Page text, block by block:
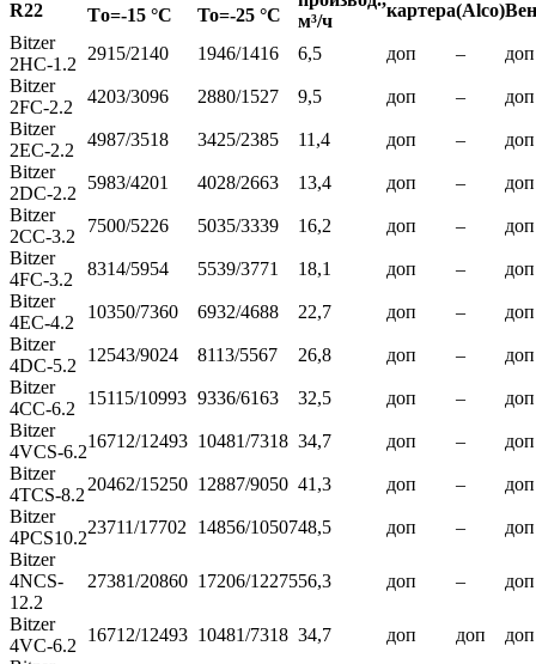
R22
м³/ч
картера(Alco)
Тo=-15 °C
То=-25 °C
Bitzer
2HC-1.2
2915/2140 1946/1416 6,5 доп –
доп
Bitzer
2FC-2.2
4203/3096 2880/1527 9,5 доп –
доп
Bitzer
2EC-2.2
4987/3518 3425/2385 11,4 доп –
доп
Bitzer
2DC-2.2
5983/4201 4028/2663 13,4 доп –
доп
Bitzer
2CC-3.2
7500/5226 5035/3339 16,2 доп –
доп
Bitzer
4FC-3.2
8314/5954 5539/3771 18,1 доп –
доп
Bitzer
4EC-4.2
10350/7360 6932/4688 22,7 доп –
доп
Bitzer
4DC-5.2
12543/9024 8113/5567 26,8 доп –
доп
Bitzer
4CC-6.2
15115/10993 9336/6163 32,5 доп –
доп
Bitzer
4VCS-6.2
16712/12493 10481/7318 34,7 доп –
доп
Bitzer
4TCS-8.2
20462/15250 12887/9050 41,3 доп –
доп
Bitzer
4PCS10.2
23711/17702 14856/1050748,5 доп –
доп
Bitzer
4NCS-
12.2
27381/20860 17206/1227556,3 доп – доп
Bitzer
4VC-6.2
16712/12493 10481/7318 34,7 доп доп
доп